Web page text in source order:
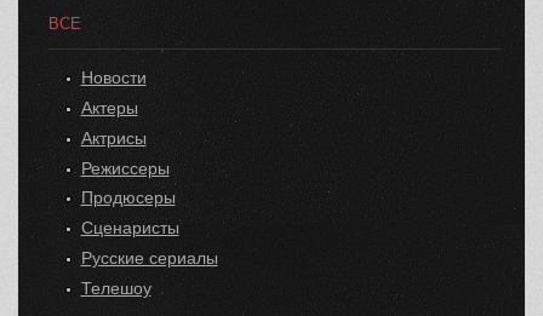
ВСЕ
Новости
Актеры
Актрисы
Режиссеры
Продюсеры
Сценаристы
Русские сериалы
Телешоу